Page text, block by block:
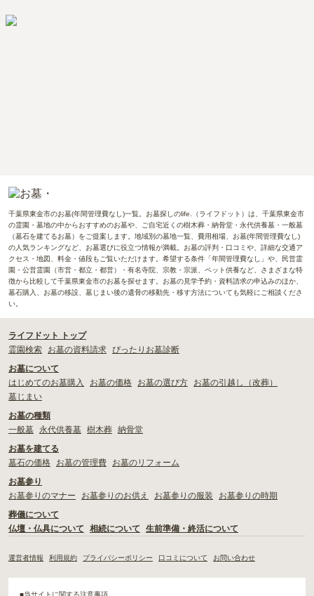
千葉県東金市のお墓(年間管理費なし)一覧。お墓探しのlife.（ライフドット）は、千葉県東金市
の霊園・墓地の中からおすすめのお墓や、ご自宅近くの樹木葬・納骨堂・永代供養墓・一般墓
（墓石を建てるお墓）をご提案します。地域別の墓地一覧、費用相場、お墓(年間管理費なし)
の人気ランキングなど、お墓選びに役立つ情報が満載。お墓の評判・口コミや、詳細な交通ア
クセス・地図、料金・値段もご覧いただけます。希望する条件「年間管理費なし」や、民営霊
園・公営霊園（市営・都立・都営）・有名寺院、宗教・宗派、ペット供養など、さまざまな特
徴から比較して千葉県東金市のお墓を探せます。お墓の見学予約・資料請求の申込みのほか、
墓石購入、お墓の移設、墓じまい後の遺骨の移動先・移す方法についても気軽にご相談くださ
い。
ライフドット トップ
霊園検索
お墓の資料請求 ぴったりお墓診断
お墓について
はじめてのお墓購入
お墓の価格 お墓の選び方
お墓の引越し（改葬）
墓じまい
お墓の種類
一般墓
永代供養墓 樹木葬 納骨堂
お墓を建てる
墓石の価格
お墓の管理費
お墓のリフォーム
お墓参り
お墓参りのマナー
お墓参りのお供え お墓参りの服装
お墓参りの時期
葬儀について
仏壇・仏具について
相続について 生前準備・終活について
運営者情報 利用規約 プライバシーポリシー 口コミについて お問い合わせ